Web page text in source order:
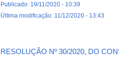
Publicado: 19/11/2020 - 10:39
Última modificação: 11/12/2020 - 13:43
RESOLUÇÃO Nº 30/2020, DO